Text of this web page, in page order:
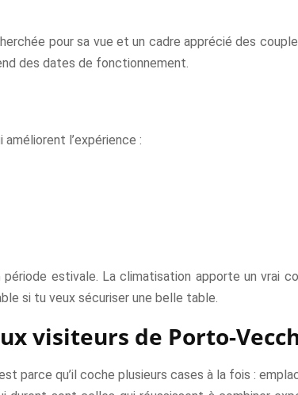
pour sa vue et un cadre apprécié des
des dates de fonctionnement.
l’expérience :
estivale. La climatisation apporte un vrai
si tu veux sécuriser une belle table.
visiteurs de Porto-
parce qu’il coche plusieurs cases à la fois :